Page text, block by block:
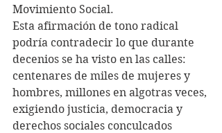
Movimiento Social.
Esta afirmación de tono radical
podría contradecir lo que durante
decenios se ha visto en las calles:
centenares de miles de mujeres y
hombres, millones en algotras veces,
exigiendo justicia, democracia y
derechos sociales conculcados